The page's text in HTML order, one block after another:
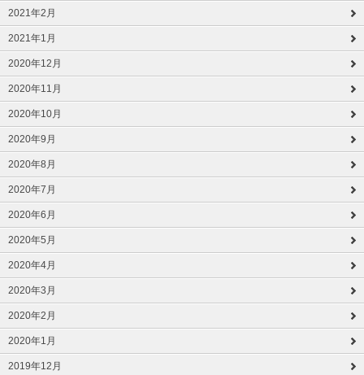
2021年2月
2021年1月
2020年12月
2020年11月
2020年10月
2020年9月
2020年8月
2020年7月
2020年6月
2020年5月
2020年4月
2020年3月
2020年2月
2020年1月
2019年12月